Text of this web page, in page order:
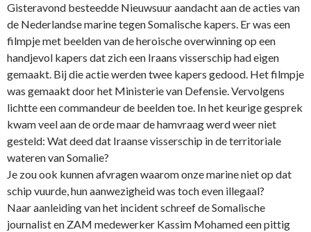
Gisteravond besteedde Nieuwsuur aandacht aan de acties van
de Nederlandse marine tegen Somalische kapers. Er was een
filmpje met beelden van de heroische overwinning op een
handjevol kapers dat zich een Iraans visserschip had eigen
gemaakt. Bij die actie werden twee kapers gedood. Het filmpje
was gemaakt door het Ministerie van Defensie. Vervolgens
lichtte een commandeur de beelden toe. In het keurige gesprek
kwam veel aan de orde maar de hamvraag werd weer niet
gesteld: Wat deed dat Iraanse visserschip in de territoriale
wateren van Somalie?
Je zou ook kunnen afvragen waarom onze marine niet op dat
schip vuurde, hun aanwezigheid was toch even illegaal?
Naar aanleiding van het incident schreef de Somalische
journalist en ZAM medewerker Kassim Mohamed een pittig